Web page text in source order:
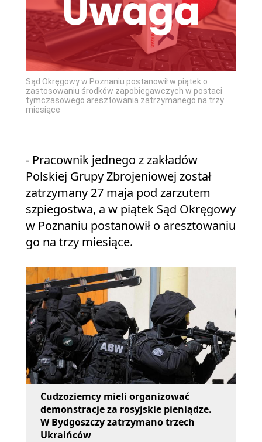
Sąd Okręgowy w Poznaniu postanowił w piątek o
zastosowaniu środków zapobiegawczych w postaci
tymczasowego aresztowania zatrzymanego na trzy
miesiące
- Pracownik jednego z zakładów
Polskiej Grupy Zbrojeniowej został
zatrzymany 27 maja pod zarzutem
szpiegostwa, a w piątek Sąd Okręgowy
w Poznaniu postanowił o aresztowaniu
go na trzy miesiące.
Cudzoziemcy mieli organizować
demonstracje za rosyjskie pieniądze.
W Bydgoszczy zatrzymano trzech
Ukraińców